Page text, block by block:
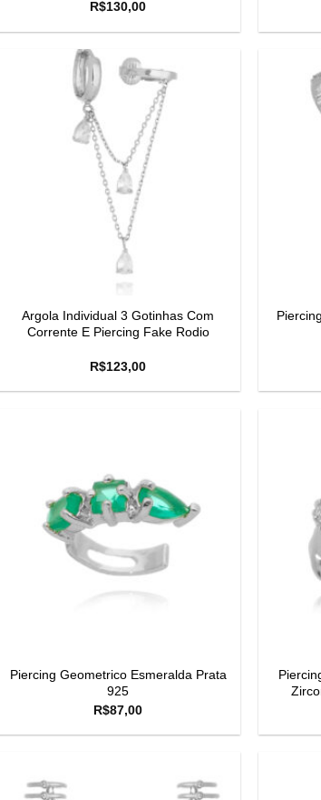
R$130,00
Argola Individual 3 Gotinhas Com
Corrente E Piercing Fake Rodio
R$123,00
Piercing Geometrico Esmeralda Prata
925
R$87,00